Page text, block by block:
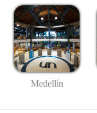
Medellín